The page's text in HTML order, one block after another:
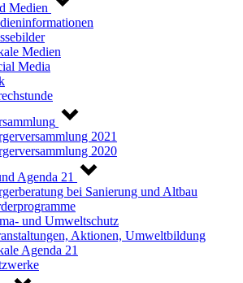
Medien
Medien
Media
2021
2020
Agenda 21
bei Sanierung und Altbau
und Umweltschutz
Aktionen, Umweltbildung
Agenda 21